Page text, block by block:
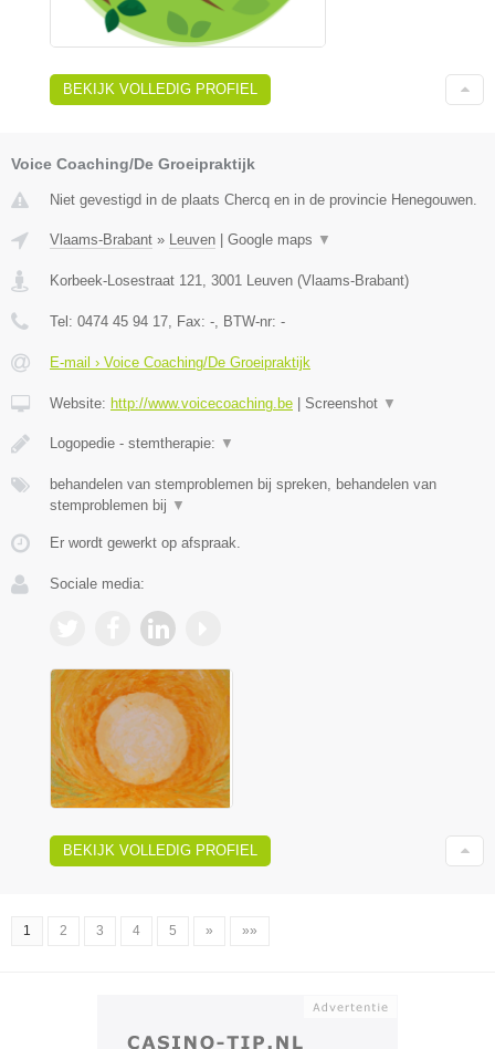
BEKIJK VOLLEDIG PROFIEL
Voice Coaching/De Groeipraktijk
Niet gevestigd in de plaats Chercq en in de provincie Henegouwen.
Vlaams-Brabant » Leuven Google maps ▼
Korbeek-Losestraat 121, 3001 Leuven (Vlaams-Brabant)
Tel: 0474 45 94 17, Fax: -, BTW-nr: -
E-mail › Voice Coaching/De Groeipraktijk
Website: http://www.voicecoaching.be Screenshot ▼
Logopedie - stemtherapie: ▼
behandelen van stemproblemen bij spreken, behandelen van
stemproblemen bij ▼
Er wordt gewerkt op afspraak.
Sociale media:
BEKIJK VOLLEDIG PROFIEL
1 2 3 4 5 » »»